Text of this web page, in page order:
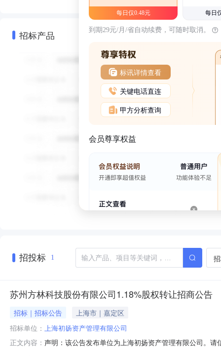
招标产品
每日仅0.48元 每日
到期29元/月/省自动续费，可随时取消。
标讯详情查看
关键电话直连
甲方分析查询
会员尊享权益
招投标 1
苏州方林科技股份有限公司1.18%股权转让招商公告
招标｜招标公告
上海市｜嘉定区
招标单位： 上海初扬资产管理有限公司
正文内容： 声明：该公告发布单位为上海初扬资产管理有限公司。